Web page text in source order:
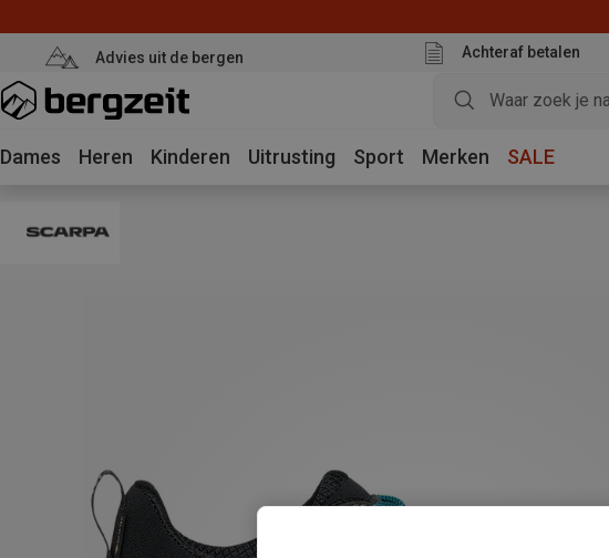
Advies uit de bergen Achteraf betalen
Dames Heren Kinderen Uitrusting Sport Merken SALE